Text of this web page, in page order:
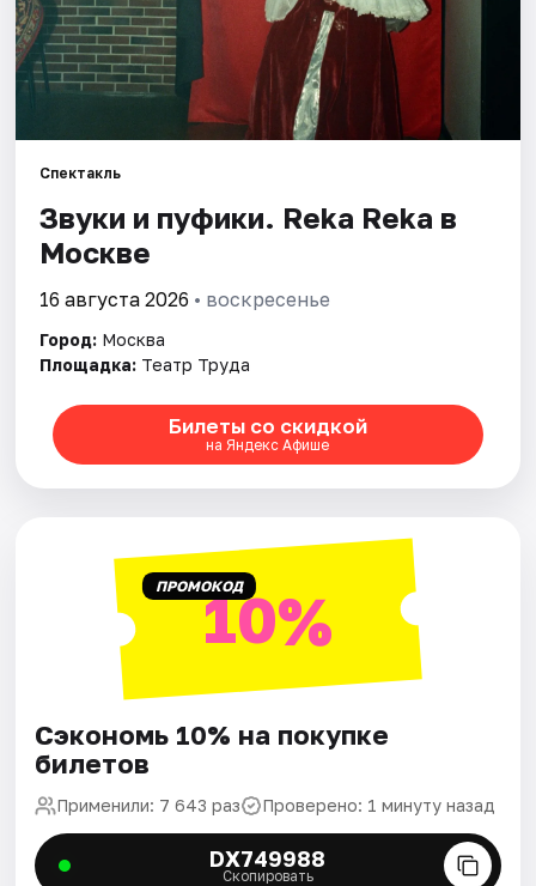
События
Площадки
Артисты
Спектакль
Звуки и пуфики. Reka Reka в
Москве
16 августа 2026 • воскресенье
Город: Москва
Площадка: Театр Труда
Билеты со скидкой
на Яндекс Афише
ПРОМОКОД10%
Сэкономь 10% на покупке
билетов
Применили: 7 643 раз Проверено: 1 минуту назад
DX749988
Скопировать